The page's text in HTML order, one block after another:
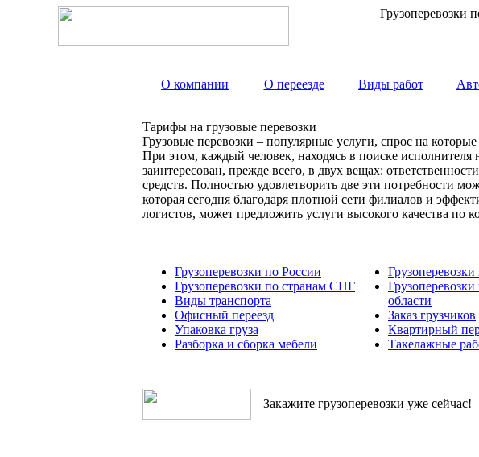
Грузоперевозки
О компании О переезде Виды работ
Тарифы на грузовые перевозки
Грузовые перевозки – популярные услуги, спрос на
При этом, каждый человек, находясь в поиске исполнителя
заинтересован, прежде всего, в двух вещах:
средств. Полностью удовлетворить две эти потребности
которая сегодня благодаря плотной сети филиалов и
логистов, может предложить услуги высокого качества по
Грузоперевозки по России
Грузоперевозки по странам СНГ
Виды транспорта
Офисный переезд
Упаковка груза
Разборка и сборка мебели
области
Заказ грузчиков
Квартирный
Такелажные
Закажите грузоперевозки уже сейчас!